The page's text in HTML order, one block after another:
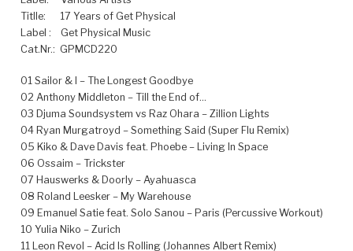
Titlle:
17 Years of Get Physical
Label :
Get Physical Music
Cat.Nr.: GPMCD220
01 Sailor & I – The Longest Goodbye
02 Anthony Middleton – Till the End of…
03 Djuma Soundsystem vs Raz Ohara – Zillion Lights
04 Ryan Murgatroyd – Something Said (Super Flu Remix)
05 Kiko & Dave Davis feat. Phoebe – Living In Space
06 Ossaim – Trickster
07 Hauswerks & Doorly – Ayahuasca
08 Roland Leesker – My Warehouse
09 Emanuel Satie feat. Solo Sanou – Paris (Percussive Workout)
10 Yulia Niko – Zurich
11 Leon Revol – Acid Is Rolling (Johannes Albert Remix)